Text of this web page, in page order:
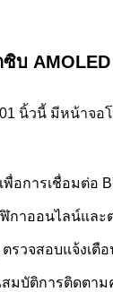
บ AMOLED
นิ้วนี้ มีหน้าจ
อการเชื่อมต่อ
กาออนไลน์แล
รวจสอบแจ้งเ
บัติการติดตาม